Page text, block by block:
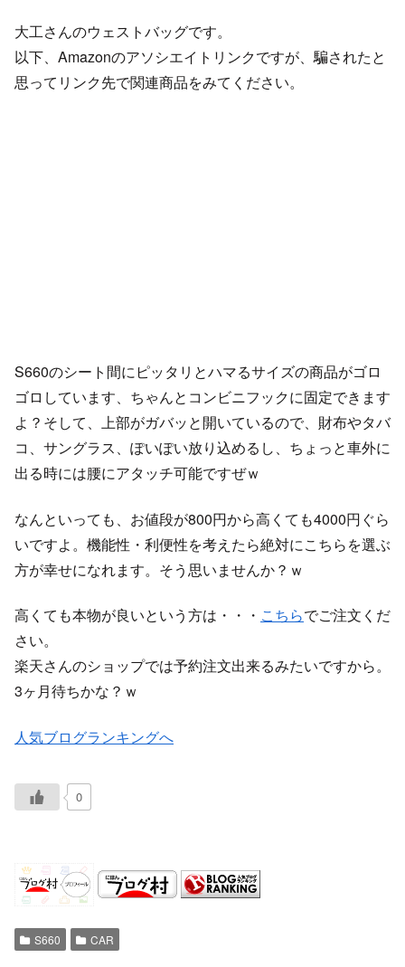
大工さんのウェストバッグです。
以下、Amazonのアソシエイトリンクですが、騙されたと
思ってリンク先で関連商品をみてください。
S660のシート間にピッタリとハマるサイズの商品がゴロ
ゴロしています、ちゃんとコンビニフックに固定できます
よ？そして、上部がガバッと開いているので、財布やタバ
コ、サングラス、ぽいぽい放り込めるし、ちょっと車外に
出る時には腰にアタッチ可能ですぜｗ
なんといっても、お値段が800円から高くても4000円ぐら
いですよ。機能性・利便性を考えたら絶対にこちらを選ぶ
方が幸せになれます。そう思いませんか？ｗ
高くても本物が良いという方は・・・ こちらでご注文くだ
さい。
楽天さんのショップでは予約注文出来るみたいですから。
3ヶ月待ちかな？ｗ
人気ブログランキングへ
0
S660 CAR